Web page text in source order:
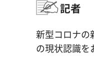
記者
新型コロナの
の現状認識を